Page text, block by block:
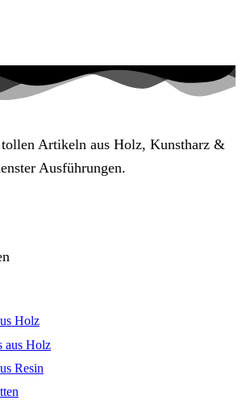
Artikeln aus Holz, Kunstharz &
Ausführungen.
Holz
aus Holz
Resin